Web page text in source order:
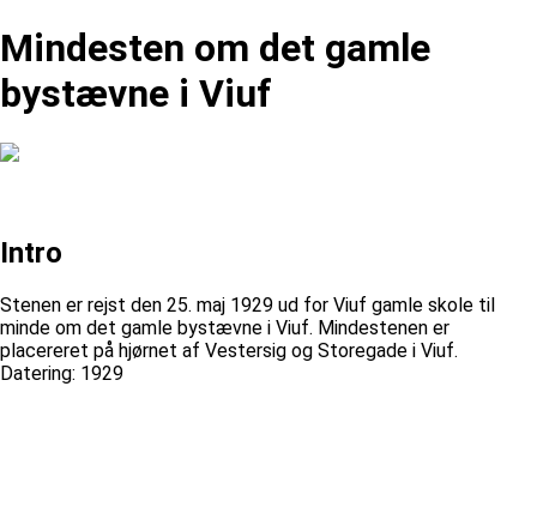
Mindesten om det gamle
bystævne i Viuf
Intro
Stenen er rejst den 25. maj 1929 ud for Viuf gamle skole til
minde om det gamle bystævne i Viuf. Mindestenen er
placereret på hjørnet af Vestersig og Storegade i Viuf.
Datering: 1929